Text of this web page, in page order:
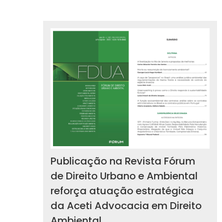
Publicação na Revista Fórum
de Direito Urbano e Ambiental
reforça atuação estratégica
da Aceti Advocacia em Direito